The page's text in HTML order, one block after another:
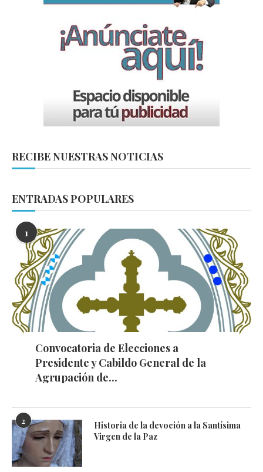
RECIBE NUESTRAS NOTICIAS
ENTRADAS POPULARES
1
Convocatoria de Elecciones a
Presidente y Cabildo General de la
Agrupación de...
2
Historia de la devoción a la Santísima
Virgen de la Paz